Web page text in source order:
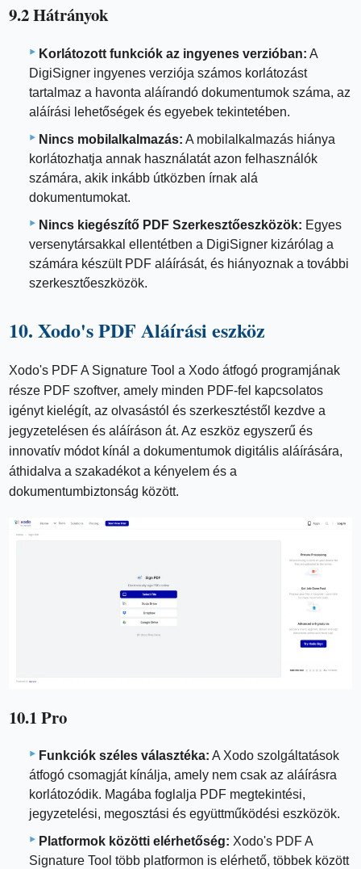
9.2 Hátrányok
Korlátozott funkciók az ingyenes verzióban: A
DigiSigner ingyenes verziója számos korlátozást
tartalmaz a havonta aláírandó dokumentumok száma, az
aláírási lehetőségek és egyebek tekintetében.
Nincs mobilalkalmazás: A mobilalkalmazás hiánya
korlátozhatja annak használatát azon felhasználók
számára, akik inkább útközben írnak alá
dokumentumokat.
Nincs kiegészítő PDF Szerkesztőeszközök: Egyes
versenytársakkal ellentétben a DigiSigner kizárólag a
számára készült PDF aláírását, és hiányoznak a további
szerkesztőeszközök.
10. Xodo's PDF Aláírási eszköz
Xodo's PDF A Signature Tool a Xodo átfogó programjának
része PDF szoftver, amely minden PDF-fel kapcsolatos
igényt kielégít, az olvasástól és szerkesztéstől kezdve a
jegyzetelésen és aláíráson át. Az eszköz egyszerű és
innovatív módot kínál a dokumentumok digitális aláírására,
áthidalva a szakadékot a kényelem és a
dokumentumbiztonság között.
10.1 Pro
Funkciók széles választéka: A Xodo szolgáltatások
átfogó csomagját kínálja, amely nem csak az aláírásra
korlátozódik. Magába foglalja PDF megtekintési,
jegyzetelési, megosztási és együttműködési eszközök.
Platformok közötti elérhetőség: Xodo's PDF A
Signature Tool több platformon is elérhető, többek között